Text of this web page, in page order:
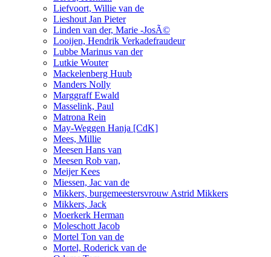
Liefvoort, Willie van de
Lieshout Jan Pieter
Linden van der, Marie -JosÃ©
Looijen, Hendrik Verkadefraudeur
Lubbe Marinus van der
Lutkie Wouter
Mackelenberg Huub
Manders Nolly
Marggraff Ewald
Masselink, Paul
Matrona Rein
May-Weggen Hanja [CdK]
Mees, Millie
Meesen Hans van
Meesen Rob van,
Meijer Kees
Miessen, Jac van de
Mikkers, burgemeestersvrouw Astrid Mikkers
Mikkers, Jack
Moerkerk Herman
Moleschott Jacob
Mortel Ton van de
Mortel, Roderick van de